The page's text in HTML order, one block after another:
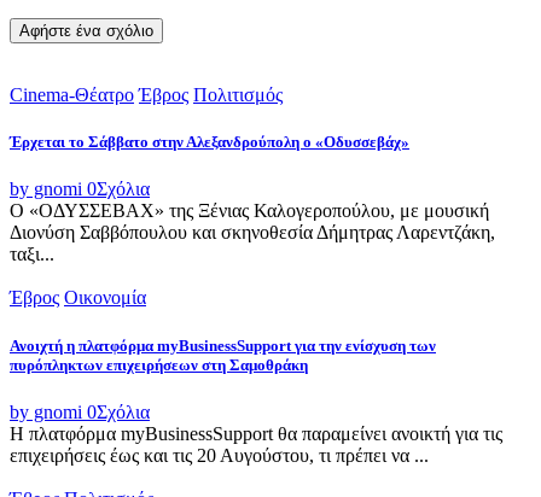
Cinema-Θέατρο Έβρος Πολιτισμός
Έρχεται το Σάββατο στην Αλεξανδρούπολη ο «Οδυσσεβάχ»
by gnomi 0Σχόλια
Ο «ΟΔΥΣΣΕΒΑΧ» της Ξένιας Καλογεροπούλου, με μουσική
Διονύση Σαββόπουλου και σκηνοθεσία Δήμητρας Λαρεντζάκη,
ταξι...
Έβρος Οικονομία
Ανοιχτή η πλατφόρμα myBusinessSupport για την ενίσχυση των
πυρόπληκτων επιχειρήσεων στη Σαμοθράκη
by gnomi 0Σχόλια
Η πλατφόρμα myBusinessSupport θα παραμείνει ανοικτή για τις
επιχειρήσεις έως και τις 20 Αυγούστου, τι πρέπει να ...